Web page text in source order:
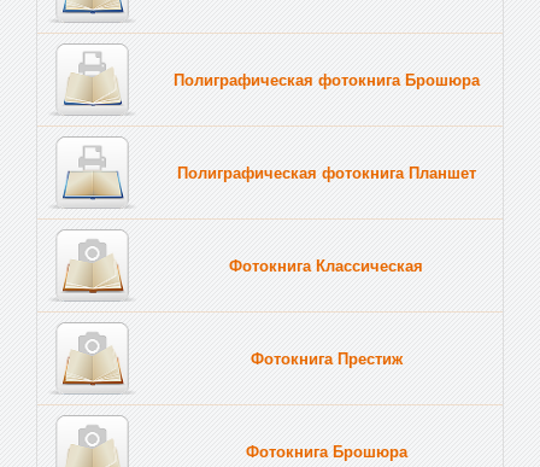
Полиграфическая фотокнига Брошюра
Полиграфическая фотокнига Планшет
Фотокнига Классическая
Фотокнига Престиж
Фотокнига Брошюра